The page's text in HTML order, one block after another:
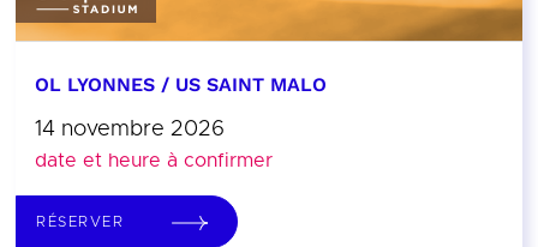
OL LYONNES / US SAINT MALO
14 novembre 2026
date et heure à confirmer
RÉSERVER